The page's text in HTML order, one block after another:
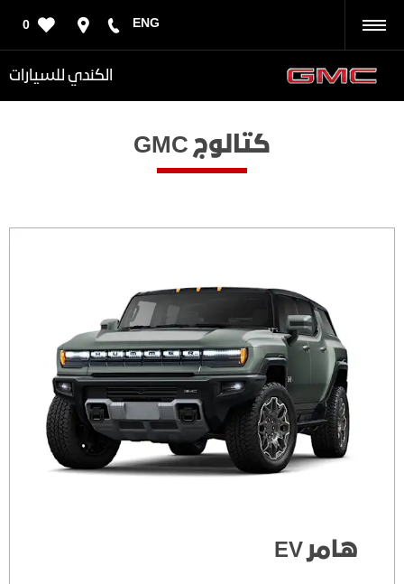
ENG
0
الكندي للسيارات
كتالوج GMC
هامر EV